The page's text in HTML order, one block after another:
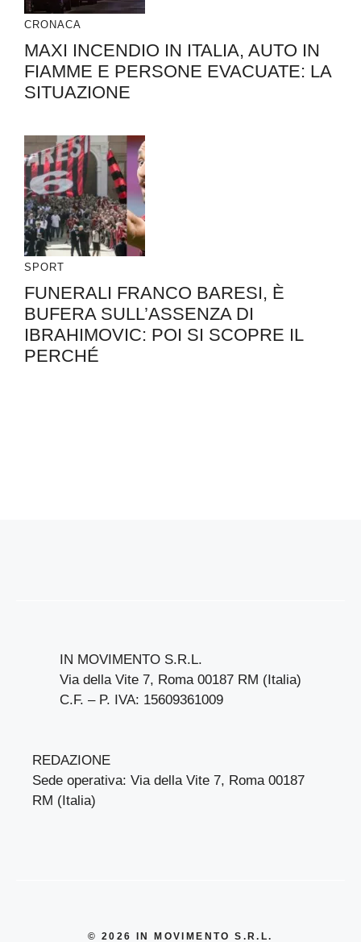
CRONACA
MAXI INCENDIO IN ITALIA, AUTO IN
FIAMME E PERSONE EVACUATE: LA
SITUAZIONE
SPORT
FUNERALI FRANCO BARESI, È
BUFERA SULL’ASSENZA DI
IBRAHIMOVIC: POI SI SCOPRE IL
PERCHÉ
IN MOVIMENTO S.R.L.
Via della Vite 7, Roma 00187 RM (Italia)
C.F. – P. IVA: 15609361009
REDAZIONE
Sede operativa: Via della Vite 7, Roma 00187
RM (Italia)
© 2026 IN MOVIMENTO S.R.L.